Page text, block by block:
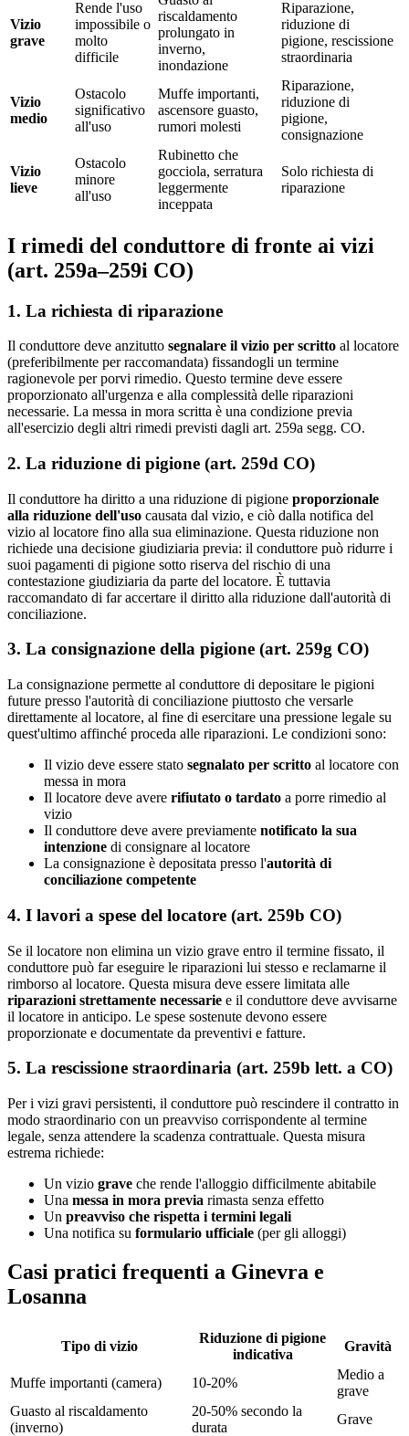
Vizio
grave
Rende l'uso
impossibile o
molto
difficile
riscaldamento
prolungato in
inverno,
inondazione
Riparazione,
riduzione di
pigione, rescissione
straordinaria
Vizio
medio
Ostacolo
significativo
all'uso
Muffe importanti,
ascensore guasto,
rumori molesti
Riparazione,
riduzione di
pigione,
consignazione
Vizio
lieve
Ostacolo
minore
all'uso
Rubinetto che
gocciola, serratura
leggermente
inceppata
Solo richiesta di
riparazione
I rimedi del conduttore di fronte ai vizi
(art. 259a–259i CO)
1. La richiesta di riparazione
Il conduttore deve anzitutto segnalare il vizio per scritto al locatore
(preferibilmente per raccomandata) fissandogli un termine
ragionevole per porvi rimedio. Questo termine deve essere
proporzionato all'urgenza e alla complessità delle riparazioni
necessarie. La messa in mora scritta è una condizione previa
all'esercizio degli altri rimedi previsti dagli art. 259a segg. CO.
2. La riduzione di pigione (art. 259d CO)
Il conduttore ha diritto a una riduzione di pigione proporzionale
alla riduzione dell'uso causata dal vizio, e ciò dalla notifica del
vizio al locatore fino alla sua eliminazione. Questa riduzione non
richiede una decisione giudiziaria previa: il conduttore può ridurre i
suoi pagamenti di pigione sotto riserva del rischio di una
contestazione giudiziaria da parte del locatore. È tuttavia
raccomandato di far accertare il diritto alla riduzione dall'autorità di
conciliazione.
3. La consignazione della pigione (art. 259g CO)
La consignazione permette al conduttore di depositare le pigioni
future presso l'autorità di conciliazione piuttosto che versarle
direttamente al locatore, al fine di esercitare una pressione legale su
quest'ultimo affinché proceda alle riparazioni. Le condizioni sono:
Il vizio deve essere stato segnalato per scritto al locatore con
messa in mora
Il locatore deve avere rifiutato o tardato a porre rimedio al
vizio
Il conduttore deve avere previamente notificato la sua
intenzione di consignare al locatore
La consignazione è depositata presso l'autorità di
conciliazione competente
4. I lavori a spese del locatore (art. 259b CO)
Se il locatore non elimina un vizio grave entro il termine fissato, il
conduttore può far eseguire le riparazioni lui stesso e reclamarne il
rimborso al locatore. Questa misura deve essere limitata alle
riparazioni strettamente necessarie e il conduttore deve avvisarne
il locatore in anticipo. Le spese sostenute devono essere
proporzionate e documentate da preventivi e fatture.
5. La rescissione straordinaria (art. 259b lett. a CO)
Per i vizi gravi persistenti, il conduttore può rescindere il contratto in
modo straordinario con un preavviso corrispondente al termine
legale, senza attendere la scadenza contrattuale. Questa misura
estrema richiede:
Un vizio grave che rende l'alloggio difficilmente abitabile
Una messa in mora previa rimasta senza effetto
Un preavviso che rispetta i termini legali
Una notifica su formulario ufficiale (per gli alloggi)
Casi pratici frequenti a Ginevra e
Losanna
Tipo di vizio
Riduzione di pigione
indicativa
Gravità
Muffe importanti (camera) 10-20%
Medio a
grave
Guasto al riscaldamento
(inverno)
20-50% secondo la
durata
Grave